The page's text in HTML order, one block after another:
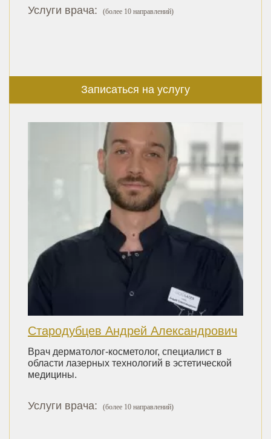
Услуги врача: (более 10 направлений)
Записаться на услугу
Стародубцев Андрей Александрович
Врач дерматолог-косметолог, специалист в
области лазерных технологий в эстетической
медицины.
Услуги врача: (более 10 направлений)